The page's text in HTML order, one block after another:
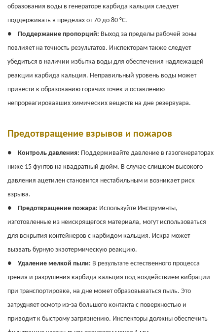
образования воды в генераторе карбида кальция следует
поддерживать в пределах от 70 до 80 °C.
●
Поддержание пропорций: Выход за пределы рабочей зоны
повлияет на точность результатов. Инспекторам также следует
убедиться в наличии избытка воды для обеспечения надлежащей
реакции карбида кальция. Неправильный уровень воды может
привести к образованию горячих точек и оставлению
непрореагировавших химических веществ на дне резервуара.
Предотвращение взрывов и пожаров
● Контроль давления: Поддерживайте давление в газогенераторах
ниже 15 фунтов на квадратный дюйм. В случае слишком высокого
давления ацетилен становится нестабильным и возникает риск
взрыва.
●
Предотвращение пожара: Используйте Инструменты,
изготовленные из неискрящегося материала, могут использоваться
для вскрытия контейнеров с карбидом кальция. Искра может
вызвать бурную экзотермическую реакцию.
●
Удаление мелкой пыли: В результате естественного процесса
трения и разрушения карбида кальция под воздействием вибрации
при транспортировке, на дне может образовываться пыль. Это
затрудняет осмотр из-за большого контакта с поверхностью и
приводит к быстрому загрязнению. Инспекторы должны обеспечить